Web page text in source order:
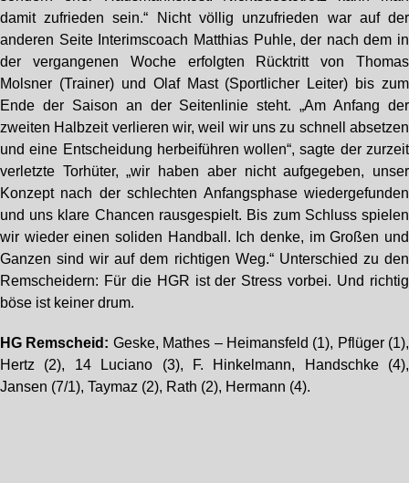
damit zufrieden sein.“ Nicht völlig unzufrieden war auf der
anderen Seite Interimscoach Matthias Puhle, der nach dem in
der vergangenen Woche erfolgten Rücktritt von Thomas
Molsner (Trainer) und Olaf Mast (Sportlicher Leiter) bis zum
Ende der Saison an der Seitenlinie steht. „Am Anfang der
zweiten Halbzeit verlieren wir, weil wir uns zu schnell absetzen
und eine Entscheidung herbeiführen wollen“, sagte der zurzeit
verletzte Torhüter, „wir haben aber nicht aufgegeben, unser
Konzept nach der schlechten Anfangsphase wiedergefunden
und uns klare Chancen rausgespielt. Bis zum Schluss spielen
wir wieder einen soliden Handball. Ich denke, im Großen und
Ganzen sind wir auf dem richtigen Weg.“ Unterschied zu den
Remscheidern: Für die HGR ist der Stress vorbei. Und richtig
böse ist keiner drum.
HG Remscheid: Geske, Mathes – Heimansfeld (1), Pflüger (1),
Hertz (2), 14 Luciano (3), F. Hinkelmann, Handschke (4),
Jansen (7/1), Taymaz (2), Rath (2), Hermann (4).